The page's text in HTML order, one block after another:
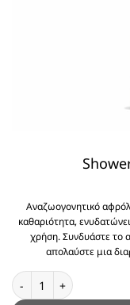
Αναζωογονητικό
καθαριότητα,
χρήση. Συνδυάστε το
απολαύστε μια
Shower Gel Erba Pura